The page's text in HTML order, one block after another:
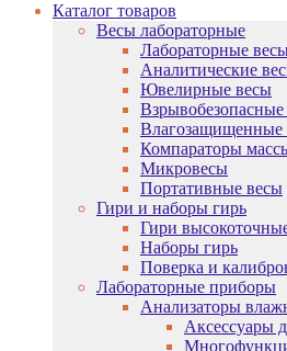
Каталог товаров
Весы лабораторные
Лабораторные
Аналитические
Ювелирные весы
Влагозащищенные
Компараторы
Микровесы
Портативные весы
Гири и наборы гирь
Гири
Наборы гирь
Поверка и
Лабораторные приборы
Анализаторы
Аксессуары